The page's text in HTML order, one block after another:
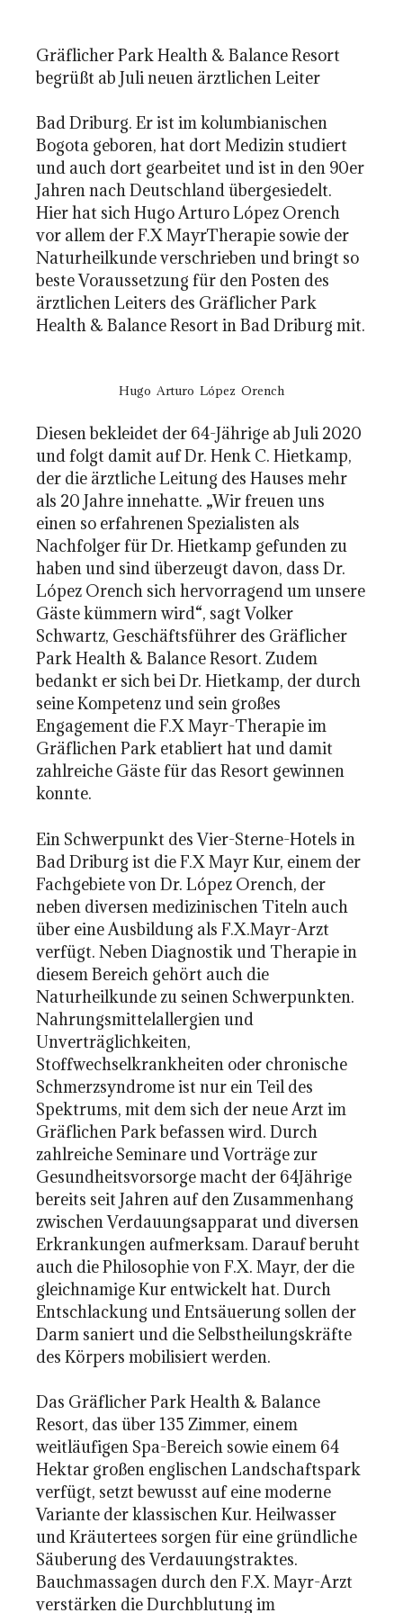
Gräflicher Park Health & Balance Resort
begrüßt ab Juli neuen ärztlichen Leiter
Bad Driburg. Er ist im kolumbianischen
Bogota geboren, hat dort Medizin studiert
und auch dort gearbeitet und ist in den 90er
Jahren nach Deutschland übergesiedelt.
Hier hat sich Hugo Arturo López Orench
vor allem der F.X MayrTherapie sowie der
Naturheilkunde verschrieben und bringt so
beste Voraussetzung für den Posten des
ärztlichen Leiters des Gräflicher Park
Health & Balance Resort in Bad Driburg mit.
Hugo Arturo López Orench
Diesen bekleidet der 64-Jährige ab Juli 2020
und folgt damit auf Dr. Henk C. Hietkamp,
der die ärztliche Leitung des Hauses mehr
als 20 Jahre innehatte. „Wir freuen uns
einen so erfahrenen Spezialisten als
Nachfolger für Dr. Hietkamp gefunden zu
haben und sind überzeugt davon, dass Dr.
López Orench sich hervorragend um unsere
Gäste kümmern wird“, sagt Volker
Schwartz, Geschäftsführer des Gräflicher
Park Health & Balance Resort. Zudem
bedankt er sich bei Dr. Hietkamp, der durch
seine Kompetenz und sein großes
Engagement die F.X Mayr-Therapie im
Gräflichen Park etabliert hat und damit
zahlreiche Gäste für das Resort gewinnen
konnte.
Ein Schwerpunkt des Vier-Sterne-Hotels in
Bad Driburg ist die F.X Mayr Kur, einem der
Fachgebiete von Dr. López Orench, der
neben diversen medizinischen Titeln auch
über eine Ausbildung als F.X.Mayr-Arzt
verfügt. Neben Diagnostik und Therapie in
diesem Bereich gehört auch die
Naturheilkunde zu seinen Schwerpunkten.
Nahrungsmittelallergien und
Unverträglichkeiten,
Stoffwechselkrankheiten oder chronische
Schmerzsyndrome ist nur ein Teil des
Spektrums, mit dem sich der neue Arzt im
Gräflichen Park befassen wird. Durch
zahlreiche Seminare und Vorträge zur
Gesundheitsvorsorge macht der 64Jährige
bereits seit Jahren auf den Zusammenhang
zwischen Verdauungsapparat und diversen
Erkrankungen aufmerksam. Darauf beruht
auch die Philosophie von F.X. Mayr, der die
gleichnamige Kur entwickelt hat. Durch
Entschlackung und Entsäuerung sollen der
Darm saniert und die Selbstheilungskräfte
des Körpers mobilisiert werden.
Das Gräflicher Park Health & Balance
Resort, das über 135 Zimmer, einem
weitläufigen Spa-Bereich sowie einem 64
Hektar großen englischen Landschaftspark
verfügt, setzt bewusst auf eine moderne
Variante der klassischen Kur. Heilwasser
und Kräutertees sorgen für eine gründliche
Säuberung des Verdauungstraktes.
Bauchmassagen durch den F.X. Mayr-Arzt
verstärken die Durchblutung im